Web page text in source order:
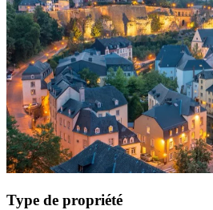
Type de propriété